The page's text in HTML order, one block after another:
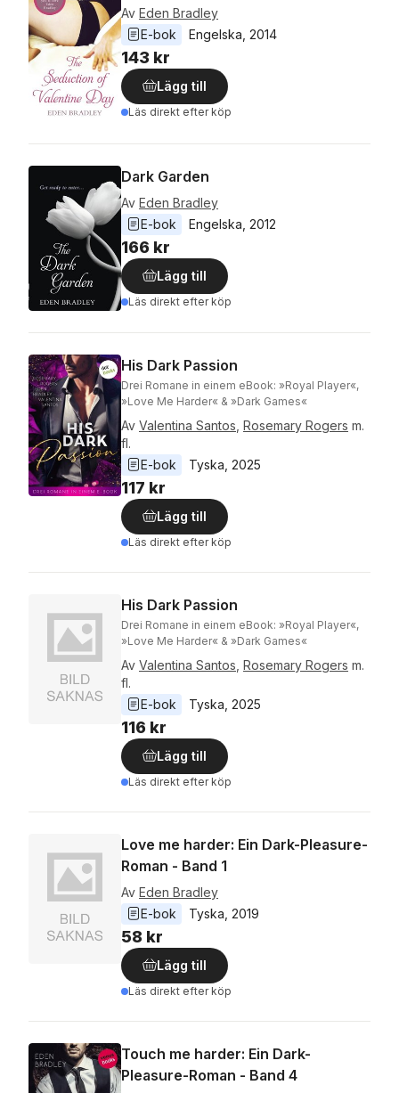
Av Eden Bradley
E-bok
Engelska 2014
143 kr
Lägg till
Läs direkt efter köp
Dark Garden
Av Eden Bradley
E-bok
Engelska 2012
166 kr
Lägg till
Läs direkt efter köp
His Dark Passion
Drei Romane in einem eBook: »Royal Player«,
»Love Me Harder« & »Dark Games«
Av Valentina Santos Rosemary Rogers m.
fl.
E-bok
Tyska 2025
117 kr
Lägg till
Läs direkt efter köp
His Dark Passion
Drei Romane in einem eBook: »Royal Player«,
»Love Me Harder« & »Dark Games«
Av Valentina Santos Rosemary Rogers m.
fl.
E-bok
Tyska 2025
116 kr
Lägg till
Läs direkt efter köp
Love me harder: Ein Dark-Pleasure-
Roman - Band 1
Av Eden Bradley
E-bok
Tyska 2019
58 kr
Lägg till
Läs direkt efter köp
Touch me harder: Ein Dark-
Pleasure-Roman - Band 4